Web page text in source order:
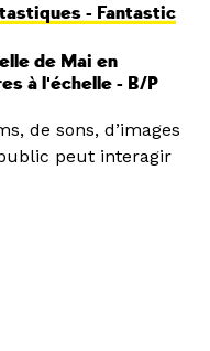
- Fantastic
de Mai en
à l'échelle - B/P
de sons, d’images
peut interagir